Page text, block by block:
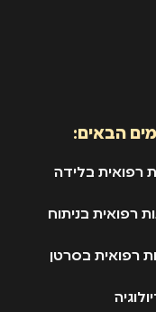
הבאים:
רפואית בלידה
רפואית בניתוח
רפואית בסרטן